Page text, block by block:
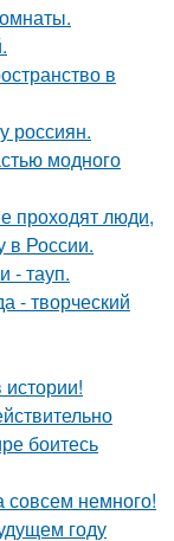
в
россиян.
модного
проходят люди,
в России.
- тауп.
- творческий
боитесь
совсем немного!
году